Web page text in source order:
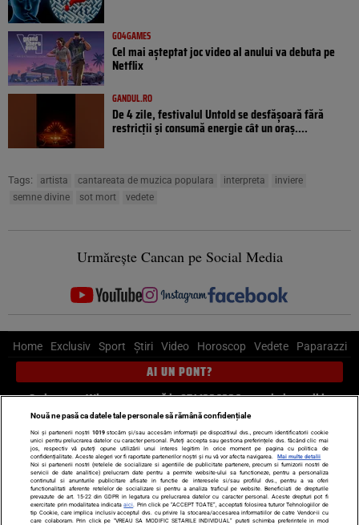
GO4GAMES
Cel mai așteptat joc video al anului va debuta pe
Netflix
GANDUL.RO
De 4 zile, festivalul Untold se desfășoară fără
restricții și consumă energie cât un oraș....
Tags: artista cantareata de muzica populara interpreta
inviere
semne divine
sot mort vedete
Urmărește Cancan pe Social Media
Home Exclusiv Sport Știri Video Horoscop Vedete Paparazzi
AI UN PONT?
Scrie-ne pe Whatsapp, sună la 0741226226 sau trimite mail la
pont@cancan.ro
Știri interne Știri externe
Politică
Ultimele stiri
Diete Insula Iubirii Dictionar de vise
LIFE STYLE
Horoscop
Nouă ne pasă ca datele tale personale să rămână confidențiale
Noi și partenerii noștri 1019stocăm și/sau accesăm informații pe dispozitivul dvs., precum identificatorii cookie
unici pentru prelucrarea datelor cu caracter personal. Puteți accepta sau gestiona preferințele dvs. făcând clic mai
jos, respectiv vă puteți opune utilizării unui interes legitim în orice moment pe pagina cu politica de
confidențialitate. Aceste alegeri vor fi raportate partenerilor noștri și nu vă vor afecta navigarea.
Mai multe detalii
Noi si partenerii nostri (retelele de socializare si agentiile de publicitate partenere, precum si furnizorii nostri de
servicii de date analitice) prelucram date pentru a permite website-ului sa functioneze, pentru a personaliza
continutul si anunturile publicitare afisate in functie de interesele si/sau profilul dvs., pentru a va oferi
functionalitati aferente retelelor de socializare si pentru a analiza traficul pe website. Beneficiati de drepturile
prevazute de art. 15-22 din GDPR in legatura cu prelucrarea datelor cu caracter personal. Aceste drepturi pot fi
exercitate prin modalitatea indicataaici . Prin click pe “ACCEPT TOATE”, acceptati folosirea tuturor Tehnologiilor de
tip Cookie, care implica inclusiv acceptul dvs. cu privire la stocarea/accesarea informatiilor de catre Vendor-ii cu
care colaboram. Prin click pe “VREAU SA MODIFIC SETARILE INDIVIDUAL” puteti schimba preferintele in mod